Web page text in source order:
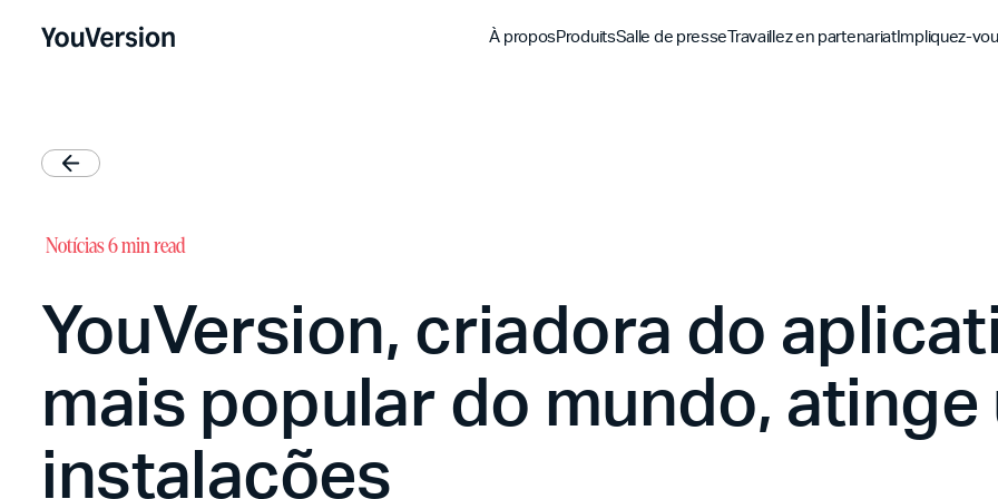
À proposProduitsSalle de presseTravaillez en partenariatImpliquez-
Notícias6 min read
YouVersion, criadora do
mais popular do mundo,
instalações